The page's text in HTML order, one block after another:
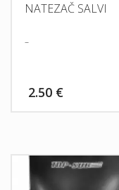
NATEZAČ SALVI
–
2.50 €